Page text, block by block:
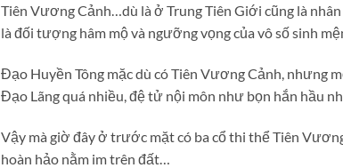
Tiên Vương Cảnh…dù là ở Trung Tiên Giới cũng là
là đối tượng hâm mộ và ngưỡng vọng của vô số sinh
Đạo Huyền Tông mặc dù có Tiên Vương Cảnh, nhưng
Đạo Lãng quá nhiều, đệ tử nội môn như bọn hắn hầu
Vậy mà giờ đây ở trước mặt có ba cổ thi thể Tiên
hoàn hảo nằm im trên đất…